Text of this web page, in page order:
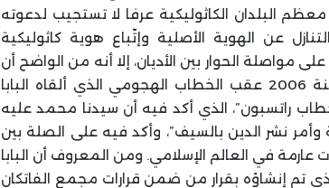
البلدان الكاثوليكية عرفا لا تستجيب لدعوته
عن الهوية الأصلية وإتّباع هوية كاثوليكية
مواصلة الحوار بين الأديان، إلا أنه من الواضح أن
الصعوبة قد تبدلت بوضوح بعد اندلاع القلاقل سنة 2006 عقب الخطاب الهجومي الذي ألقاه البابا
“خطاب راتسبون”، الذي أكد فيه أن سيدنا محمد عليه
وأمر نشر الدين بالسيف”، وأكد فيه على الصلة بين
في العالم الإسلامي. ومن المعروف أن البابا
تم إنشاؤه بقرار من ضمن قرارات مجمع الفاتكان